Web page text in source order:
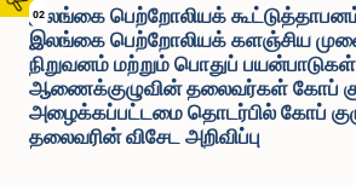
02
இலங்கை பெற்றோலியக்
இலங்கை பெற்றோலியக் களஞ்சிய
நிறுவனம் மற்றும் பொதுப் பயன்பாடுகள்
ஆணைக்குழுவின் தலைவர்கள் கோப்
அழைக்கப்பட்டமை தொடர்பில் கோப்
தலைவரின் விசேட அறிவிப்பு